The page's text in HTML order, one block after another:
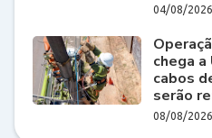
04/08/
chega
cabos
serão
08/08/